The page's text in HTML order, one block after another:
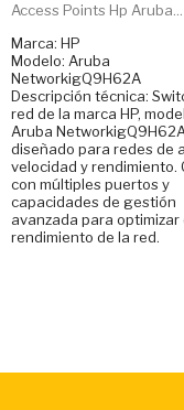
Access Points Hp Aruba...
Marca: HP
Modelo: Aruba
NetworkigQ9H62A
Descripción técnica:
red de la marca HP,
Aruba
diseñado para redes de
velocidad y rendimiento.
con múltiples puertos y
capacidades de gestión
avanzada para optimizar
rendimiento de la red.